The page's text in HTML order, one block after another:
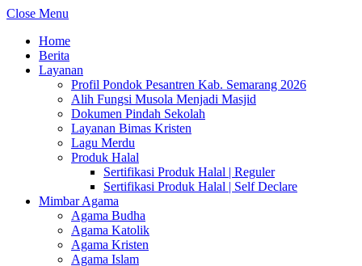
Close Menu
Home
Berita
Layanan
Profil Pondok Pesantren Kab. Semarang 2026
Alih Fungsi Musola Menjadi Masjid
Dokumen Pindah Sekolah
Layanan Bimas Kristen
Lagu Merdu
Produk Halal
Sertifikasi Produk Halal | Reguler
Sertifikasi Produk Halal | Self Declare
Mimbar Agama
Agama Budha
Agama Katolik
Agama Kristen
Agama Islam